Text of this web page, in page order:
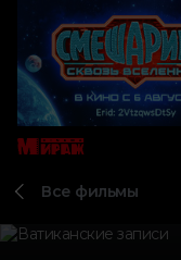
Все фильмы